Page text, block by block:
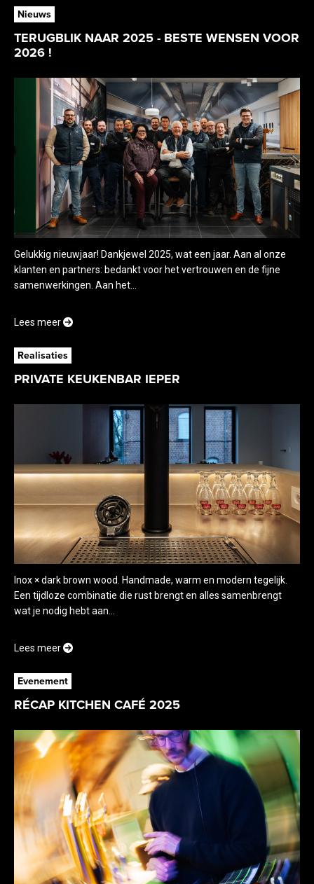
Nieuws
TERUGBLIK NAAR 2025 - BESTE WENSEN VOOR
2026 !
Gelukkig nieuwjaar! Dankjewel 2025, wat een jaar. Aan al onze
klanten en partners: bedankt voor het vertrouwen en de fijne
samenwerkingen. Aan het...
Lees meer
Realisaties
PRIVATE KEUKENBAR IEPER
Inox × dark brown wood. Handmade, warm en modern tegelijk.
Een tijdloze combinatie die rust brengt en alles samenbrengt
wat je nodig hebt aan...
Lees meer
Evenement
RÉCAP KITCHEN CAFÉ 2025